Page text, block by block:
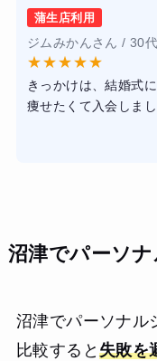
しくても「30分なら
ます。専属のトレー
るわけではありませ
メニューを更新して
りません。むしろ、
体を動かす習慣がつ
もぐっすり眠れるよ
（しゅふ）の方でも
常にコスパの良いジ
ませんでしたが、自
ンで、無人時間も有
も時間も選べるのが
分だけのオリジナル
と感じました。
通い始めて楽しくな
とウズウズしてくる
蒲生店利用
ジムみかんさん / 30
★★★★★
きっかけは、結婚式
痩せたくて入会しま
体力や生活習慣を丁
沼津でパーソ
沼津でパーソナル
比較すると 失敗を